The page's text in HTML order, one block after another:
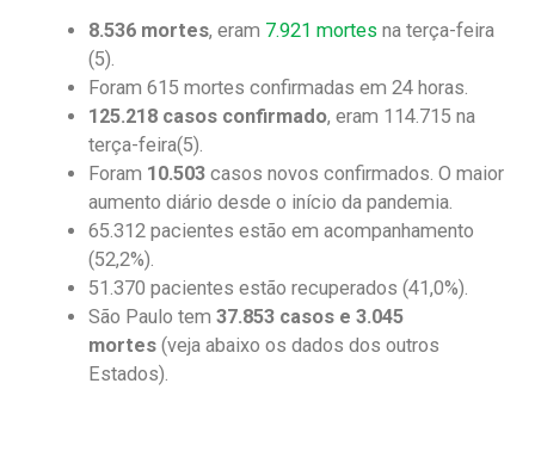
8.536 mortes, eram 7.921 mortesna terça-feira
(5).
Foram 615 mortes confirmadas em 24 horas.
125.218 casos confirmado, eram 114.715 na
terça-feira(5).
Foram 10.503casos novos confirmados. O maior
aumento diário desde o início da pandemia.
65.312 pacientes estão em acompanhamento
(52,2%).
51.370 pacientes estão recuperados (41,0%).
São Paulo tem 37.853 casos e 3.045
mortes (veja abaixo os dados dos outros
Estados).